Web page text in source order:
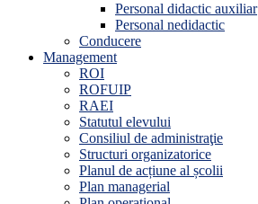
Personal didactic auxiliar
Personal nedidactic
Conducere
Management
ROI
ROFUIP
RAEI
Statutul elevului
Consiliul de administraţie
Structuri organizatorice
Planul de acțiune al școlii
Plan managerial